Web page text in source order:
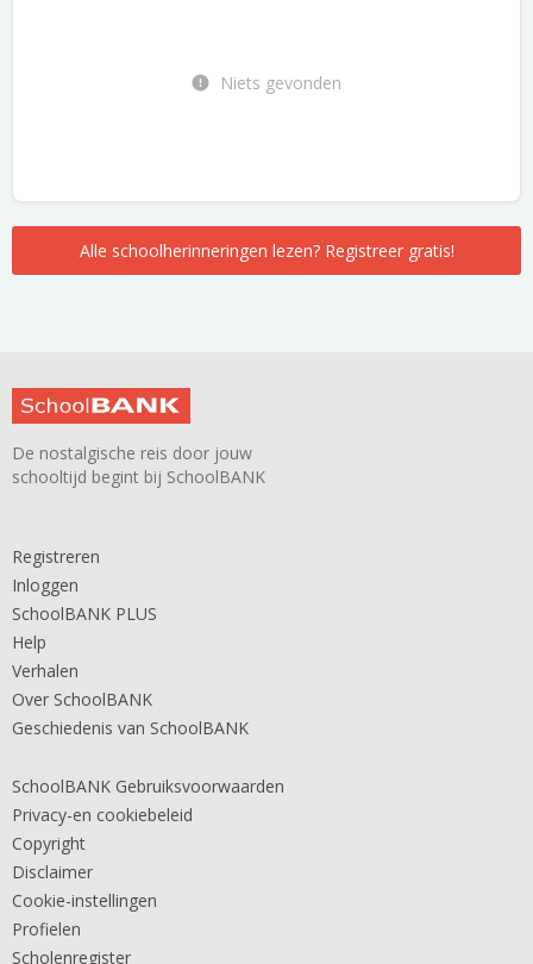
Niets gevonden
Alle schoolherinneringen lezen? Registreer gratis!
De nostalgische reis door jouw
schooltijd begint bij SchoolBANK
Registreren
Inloggen
SchoolBANK PLUS
Help
Verhalen
Over SchoolBANK
Geschiedenis van SchoolBANK
SchoolBANK Gebruiksvoorwaarden
Privacy-en cookiebeleid
Copyright
Disclaimer
Cookie-instellingen
Profielen
Scholenregister